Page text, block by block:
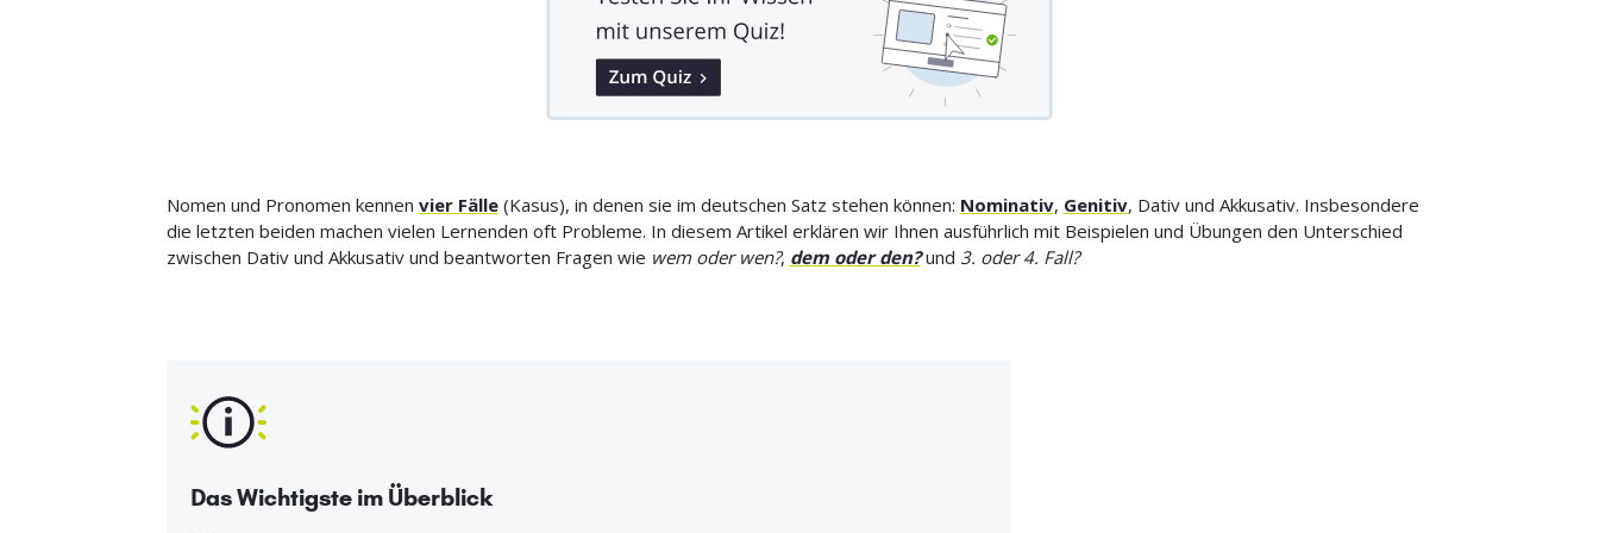
Nomen und Pronomen kennen vier Fälle(Kasus), in denen sie im deutschen Satz stehen können: Nominativ, Genitiv, Dativ und Akkusativ. Insbesondere
die letzten beiden machen vielen Lernenden oft Probleme. In diesem Artikel erklären wir Ihnen ausführlich mit Beispielen und Übungen den Unterschied
zwischen Dativ und Akkusativ und beantworten Fragen wie wem oder wen?, dem oder den?und 3. oder 4. Fall?
Das Wichtigste im Überblick